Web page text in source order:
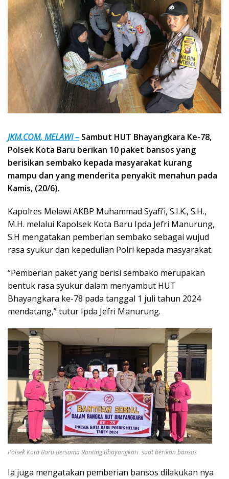
JKM.COM, MELAWI – Sambut HUT Bhayangkara Ke-78,
Polsek Kota Baru berikan 10 paket bansos yang
berisikan sembako kepada masyarakat kurang
mampu dan yang menderita penyakit menahun pada
Kamis, (20/6).
Kapolres Melawi AKBP Muhammad Syafi’i, S.I.K., S.H.,
M.H. melalui Kapolsek Kota Baru Ipda Jefri Manurung,
S.H mengatakan pemberian sembako sebagai wujud
rasa syukur dan kepedulian Polri kepada masyarakat.
“Pemberian paket yang berisi sembako merupakan
bentuk rasa syukur dalam menyambut HUT
Bhayangkara ke-78 pada tanggal 1 juli tahun 2024
mendatang,” tutur Ipda Jefri Manurung.
Polsek Kota Baru Bersama Ranting Bhayangkari saat berikan bansos
Ia juga mengatakan pemberian bansos dilakukan nya